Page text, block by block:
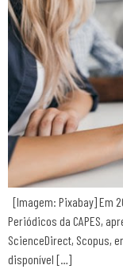
[Imagem: Pixabay] Em
Periódicos da CAPES,
ScienceDirect, Scopus,
disponível […]